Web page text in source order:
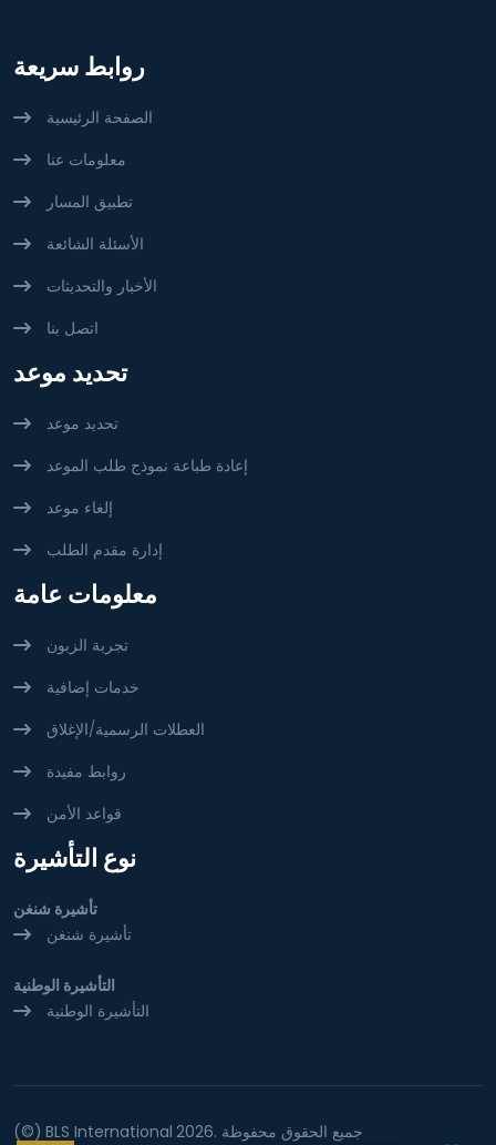
روابط سريعة
الصفحة الرئيسية
معلومات عنا
تطبيق المسار
الأسئلة الشائعة
الأخبار والتحديثات
اتصل بنا
تحديد موعد
تحديد موعد
إعادة طباعة نموذج طلب الموعد
إلغاء موعد
إدارة مقدم الطلب
معلومات عامة
تجربة الزبون
خدمات إضافية
العطلات الرسمية/الإغلاق
روابط مفيدة
قواعد الأمن
نوع التأشيرة
تأشيرة شنغن
تأشيرة شنغن
التأشيرة الوطنية
التأشيرة الوطنية
(©) BLS International 2026. جميع الحقوق محفوظة